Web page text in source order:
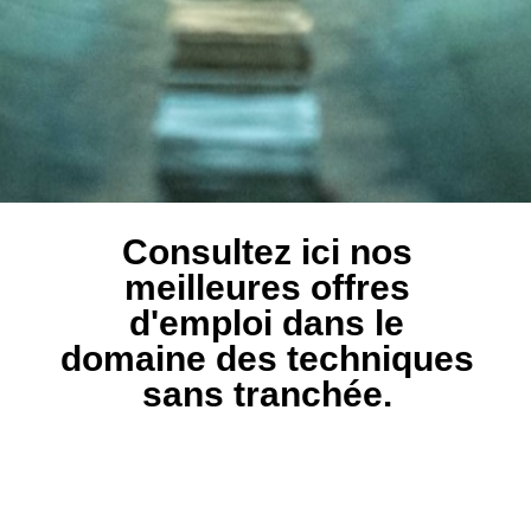
Consultez ici nos
meilleures offres
d'emploi dans le
domaine des techniques
sans tranchée.